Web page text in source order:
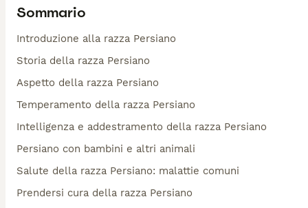
Sommario
Introduzione alla razza Persiano
Storia della razza Persiano
Aspetto della razza Persiano
Temperamento della razza Persiano
Intelligenza e addestramento della razza Persiano
Persiano con bambini e altri animali
Salute della razza Persiano: malattie comuni
Prendersi cura della razza Persiano